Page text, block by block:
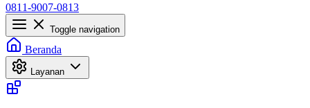
0811-9007-0813
Toggle navigation
Beranda
Layanan